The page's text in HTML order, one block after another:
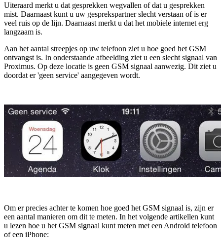
Uiteraard merkt u dat gesprekken wegvallen of dat u gesprekken
mist. Daarnaast kunt u uw gesprekspartner slecht verstaan of is er
veel ruis op de lijn. Daarnaast merkt u dat het mobiele internet erg
langzaam is.
Aan het aantal streepjes op uw telefoon ziet u hoe goed het GSM
ontvangst is. In onderstaande afbeelding ziet u een slecht signaal van
Proximus. Op deze locatie is geen GSM signaal aanwezig. Dit ziet u
doordat er 'geen service' aangegeven wordt.
Om er precies achter te komen hoe goed het GSM signaal is, zijn er
een aantal manieren om dit te meten. In het volgende artikellen kunt
u lezen hoe u het GSM signaal kunt meten met een Android telefoon
of een iPhone: